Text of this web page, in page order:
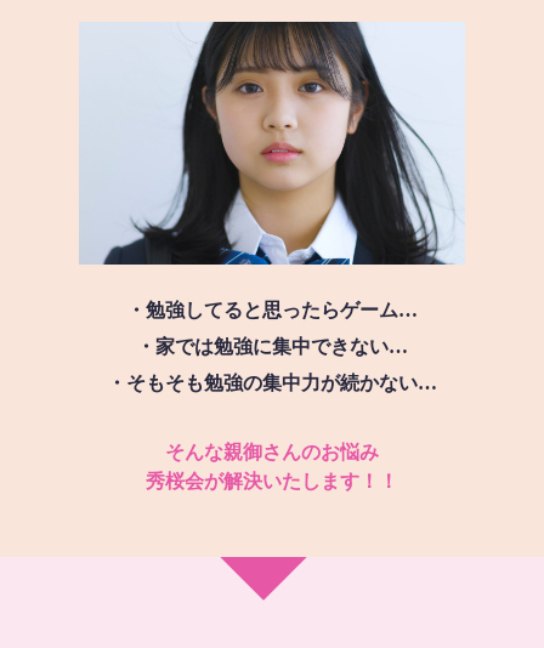
・勉強してると思ったらゲーム…
・家では勉強に集中できない…
・そもそも勉強の集中力が続かない…
そんな親御さんのお悩み
秀桜会が解決いたします！！